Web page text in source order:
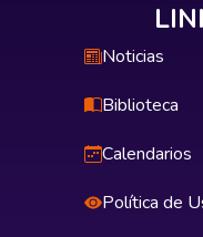
Noticias
Biblioteca
Calendarios
Política de